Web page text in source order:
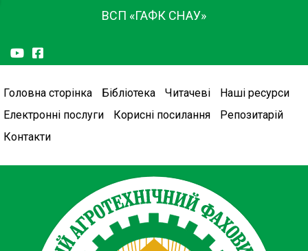
ВСП «ГАФК СНАУ»
Головна сторінка Бібліотека Читачеві
Наші ресурси
Електронні послуги
Корисні посилання
Репозитарій
Контакти